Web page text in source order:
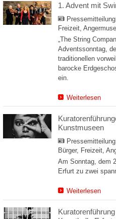
1. Advent mit
Freizeit,
„The String
Adventssonntag,
traditionellen
barocke
ein.
Weiterlesen
Kunstmuseen
Bürger, Freizeit,
Am Sonntag, dem
Erfurt zu zwei
Weiterlesen